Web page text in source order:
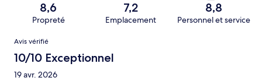
8,6
Propreté
7,2
Emplacement
8,8
Personnel et service
Avis
Avis vérifié
10/10 Exceptionnel
19 avr. 2026